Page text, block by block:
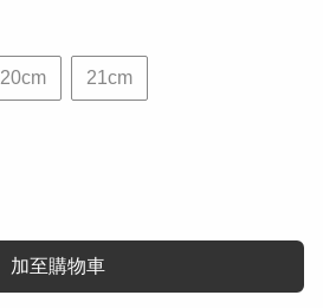
20cm 21cm
加至購物車